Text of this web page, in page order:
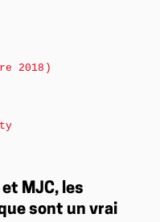
MJC, les
sont un vrai
2018)